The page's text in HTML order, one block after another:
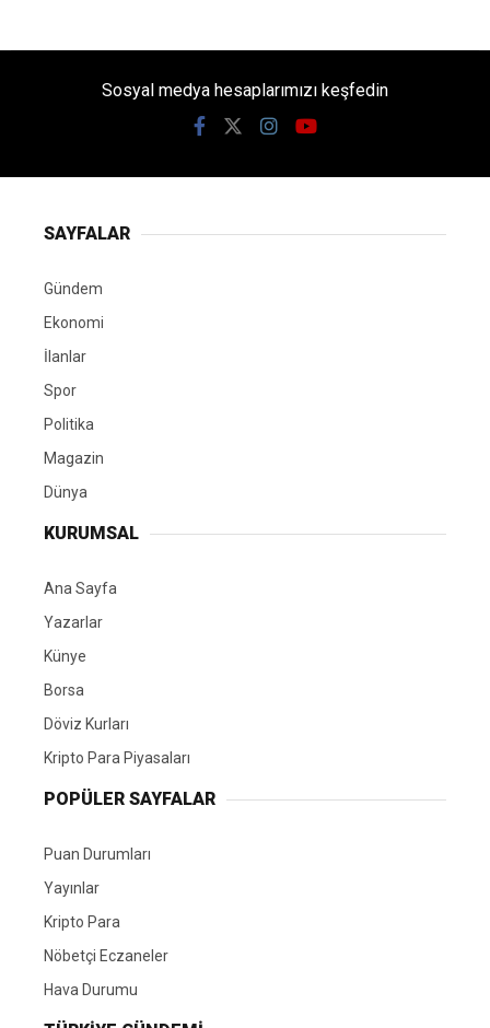
Sosyal medya hesaplarımızı keşfedin
SAYFALAR
Gündem
Ekonomi
İlanlar
Spor
Politika
Magazin
Dünya
KURUMSAL
Ana Sayfa
Yazarlar
Künye
Borsa
Döviz Kurları
Kripto Para Piyasaları
POPÜLER SAYFALAR
Puan Durumları
Yayınlar
Kripto Para
Nöbetçi Eczaneler
Hava Durumu